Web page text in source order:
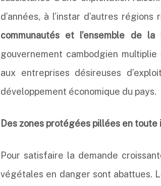
d’années, à l’instar d’autres
communautés et l’ensemble de
gouvernement cambodgien
aux entreprises désireuses
développement économique du pays.
Des zones protégées pillées en
Pour satisfaire la demande
végétales en danger sont abattues.